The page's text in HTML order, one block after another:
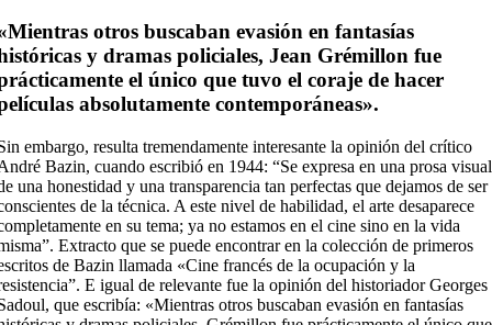
otros buscaban evasión en fantasías
y dramas policiales, Jean Grémillon fue
el único que tuvo el coraje de hacer
absolutamente contemporáneas».
embargo, resulta tremendamente interesante la opinión del crítico
Bazin, cuando escribió en 1944: “Se expresa en una prosa visual
una honestidad y una transparencia tan perfectas que dejamos de ser
de la técnica. A este nivel de habilidad, el arte desaparece
en su tema; ya no estamos en el cine sino en la vida
Extracto que se puede encontrar en la colección de primeros
de Bazin llamada «Cine francés de la ocupación y la
E igual de relevante fue la opinión del historiador Georges
que escribía: «Mientras otros buscaban evasión en fantasías